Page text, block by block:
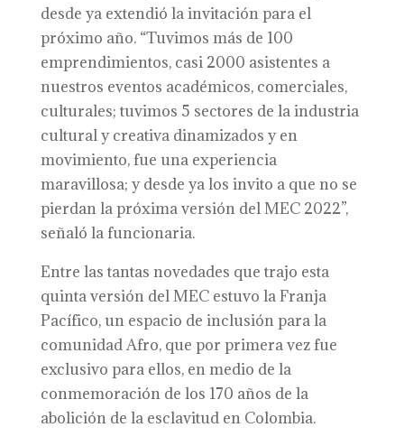
desde ya extendió la invitación para el
próximo año. “Tuvimos más de 100
emprendimientos, casi 2000 asistentes a
nuestros eventos académicos, comerciales,
culturales; tuvimos 5 sectores de la industria
cultural y creativa dinamizados y en
movimiento, fue una experiencia
maravillosa; y desde ya los invito a que no se
pierdan la próxima versión del MEC 2022”,
señaló la funcionaria.
Entre las tantas novedades que trajo esta
quinta versión del MEC estuvo la Franja
Pacífico, un espacio de inclusión para la
comunidad Afro, que por primera vez fue
exclusivo para ellos, en medio de la
conmemoración de los 170 años de la
abolición de la esclavitud en Colombia.